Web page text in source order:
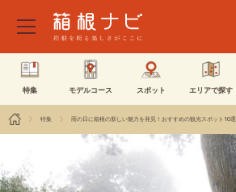
特集 モデルコース スポット エリアで探す
特集 雨の日に箱根の新しい魅力を発見！おすすめの観光スポット10選